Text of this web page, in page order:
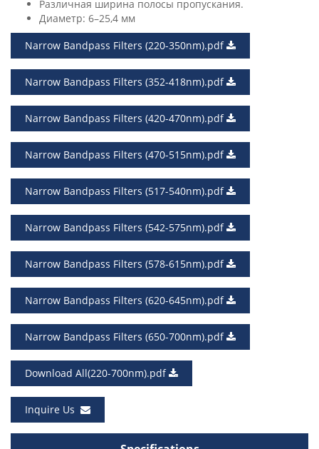
Различная ширина полосы пропускания.
Диаметр: 6–25,4 мм
Narrow Bandpass Filters (220-350nm).pdf
Narrow Bandpass Filters (352-418nm).pdf
Narrow Bandpass Filters (420-470nm).pdf
Narrow Bandpass Filters (470-515nm).pdf
Narrow Bandpass Filters (517-540nm).pdf
Narrow Bandpass Filters (542-575nm).pdf
Narrow Bandpass Filters (578-615nm).pdf
Narrow Bandpass Filters (620-645nm).pdf
Narrow Bandpass Filters (650-700nm).pdf
Download All(220-700nm).pdf
Inquire Us